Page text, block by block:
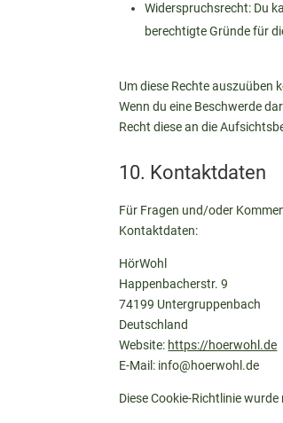
Widerspruchsrecht: Du
berechtigte Gründe für
Um diese Rechte auszuüben
Wenn du eine Beschwerde
Recht diese an die
10. Kontaktdaten
Für Fragen und/oder
Kontaktdaten:
HörWohl
Happenbacherstr. 9
74199 Untergruppenbach
Deutschland
Website: https://hoerwohl.de
E-Mail: info@hoerwohl.de
Diese Cookie-Richtlinie